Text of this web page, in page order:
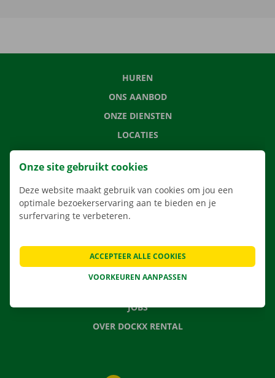
HUREN
ONS AANBOD
ONZE DIENSTEN
LOCATIES
APP
VERHUISOPLOSSINGEN
VEELGESTELDE VRAGEN
NIEUWS
JOBS
OVER DOCKX RENTAL
Onze site gebruikt cookies
Deze website maakt gebruik van cookies om jou een
optimale bezoekerservaring aan te bieden en je
surfervaring te verbeteren.
VOORKEUREN AANPASSEN
ACCEPTEER ALLE COOKIES